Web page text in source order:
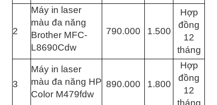
2
Máy in laser
màu đa năng
Brother MFC-
L8690Cdw
790.000 1.500
Hợp
đồng
12
tháng
3
Máy in laser
màu đa năng HP
Color M479fdw
890.000 1.800
Hợp
đồng
12
tháng